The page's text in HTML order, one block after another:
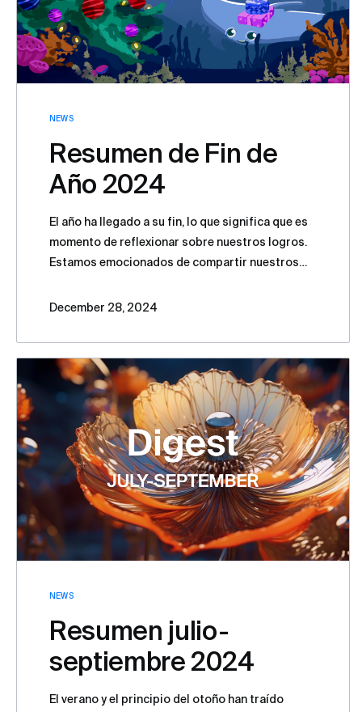
NEWS
Resumen de Fin de
Año 2024
El año ha llegado a su fin, lo que significa que es
momento de reflexionar sobre nuestros logros.
Estamos emocionados de compartir nuestros
significativa en nuestro crecimiento y desarrollo.
December 28, 2024
NEWS
Resumen julio-
septiembre 2024
El verano y el principio del otoño han traído